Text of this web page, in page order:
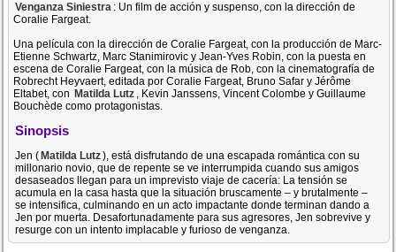
Venganza Siniestra : Un film de acción y suspenso, con la dirección de
Coralie Fargeat.
Una película con la dirección de Coralie Fargeat, con la producción de Marc-
Etienne Schwartz, Marc Stanimirovic y Jean-Yves Robin, con la puesta en
escena de Coralie Fargeat, con la música de Rob, con la cinematografía de
Robrecht Heyvaert, editada por Coralie Fargeat, Bruno Safar y Jérôme
Eltabet, con Matilda Lutz , Kevin Janssens, Vincent Colombe y Guillaume
Bouchède como protagonistas.
Sinopsis
Jen (Matilda Lutz), está disfrutando de una escapada romántica con su
millonario novio, que de repente se ve interrumpida cuando sus amigos
desaseados llegan para un imprevisto viaje de cacería: La tensión se
acumula en la casa hasta que la situación bruscamente – y brutalmente –
se intensifica, culminando en un acto impactante donde terminan dando a
Jen por muerta. Desafortunadamente para sus agresores, Jen sobrevive y
resurge con un intento implacable y furioso de venganza.